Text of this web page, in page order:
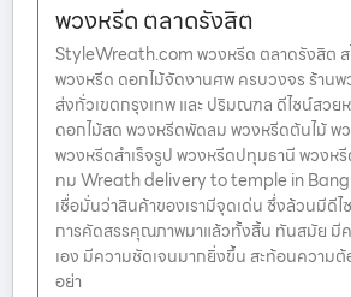
พวงหรีด ตลาดรังสิต
StyleWreath.com พวงหรีด ตลาดรังสิต ส
พวงหรีด ดอกไม้จัดงานศพ ครบวงจร ร้าน
ส่งทั่วเขตกรุงเทพ และ ปริมณฑล ดีไซน์สวย
ดอกไม้สด พวงหรีดพัดลม พวงหรีดต้นไม้ พ
พวงหรีดสำเร็จรูป พวงหรีดปทุมธานี พวงห
ทม Wreath delivery to temple in
เชื่อมั่นว่าสินค้าของเรามีจุดเด่น ซึ่งล้วนมีดีไ
การคัดสรรคุณภาพมาแล้วทั้งสิ้น ทันสมัย มี
เอง มีความชัดเจนมากยิ่งขึ้น สะท้อนความ
อย่า